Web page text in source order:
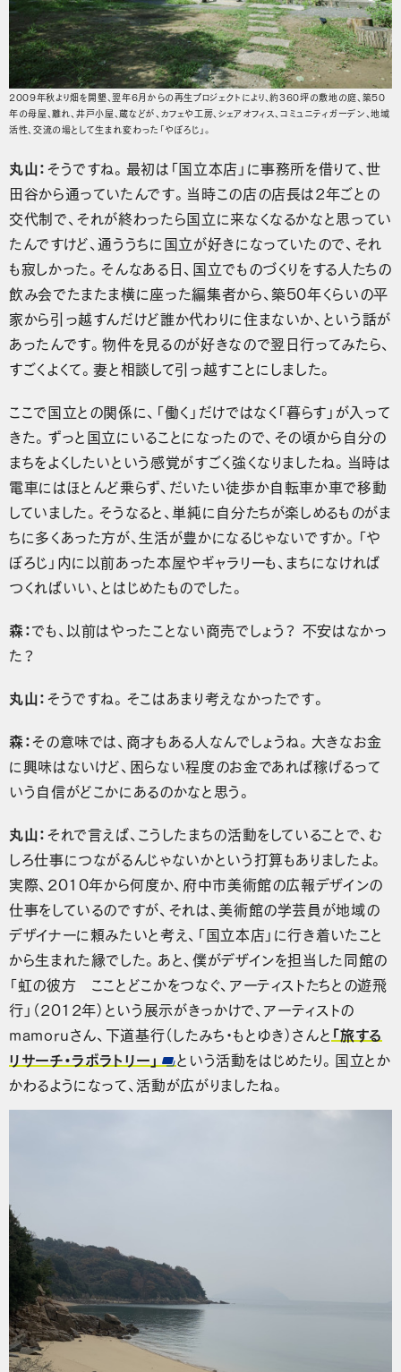
2009年秋より畑を開墾、翌年6月からの再生プロジェクトにより、約360坪の敷地の庭、築50
年の母屋、離れ、井戸小屋、蔵などが、カフェや工房、シェアオフィス、コミュニティガーデン、地域
活性、交流の場として生まれ変わった「やぼろじ」。
丸山：そうですね。最初は「国立本店」に事務所を借りて、世
田谷から通っていたんです。当時この店の店長は2年ごとの
交代制で、それが終わったら国立に来なくなるかなと思ってい
たんですけど、通ううちに国立が好きになっていたので、それ
も寂しかった。そんなある日、国立でものづくりをする人たちの
飲み会でたまたま横に座った編集者から、築50年くらいの平
家から引っ越すんだけど誰か代わりに住まないか、という話が
あったんです。物件を見るのが好きなので翌日行ってみたら、
すごくよくて。妻と相談して引っ越すことにしました。
ここで国立との関係に、「働く」だけではなく「暮らす」が入って
きた。ずっと国立にいることになったので、その頃から自分の
まちをよくしたいという感覚がすごく強くなりましたね。当時は
電車にはほとんど乗らず、だいたい徒歩か自転車か車で移動
していました。そうなると、単純に自分たちが楽しめるものがま
ちに多くあった方が、生活が豊かになるじゃないですか。「や
ぼろじ」内に以前あった本屋やギャラリーも、まちになければ
つくればいい、とはじめたものでした。
森：でも、以前はやったことない商売でしょう？ 不安はなかっ
た？
丸山：そうですね。そこはあまり考えなかったです。
森：その意味では、商才もある人なんでしょうね。大きなお金
に興味はないけど、困らない程度のお金であれば稼げるって
いう自信がどこかにあるのかなと思う。
丸山：それで言えば、こうしたまちの活動をしていることで、む
しろ仕事につながるんじゃないかという打算もありましたよ。
実際、2010年から何度か、府中市美術館の広報デザインの
仕事をしているのですが、それは、美術館の学芸員が地域の
デザイナーに頼みたいと考え、「国立本店」に行き着いたこと
から生まれた縁でした。あと、僕がデザインを担当した同館の
「虹の彼方 こことどこかをつなぐ、アーティストたちとの遊飛
行」（2012年）という展示がきっかけで、アーティストの
mamoruさん、下道基行（したみち・もとゆき）さんと 「旅する
リサーチ・ラボラトリー」
という活動をはじめたり。国立とか
かわるようになって、活動が広がりましたね。